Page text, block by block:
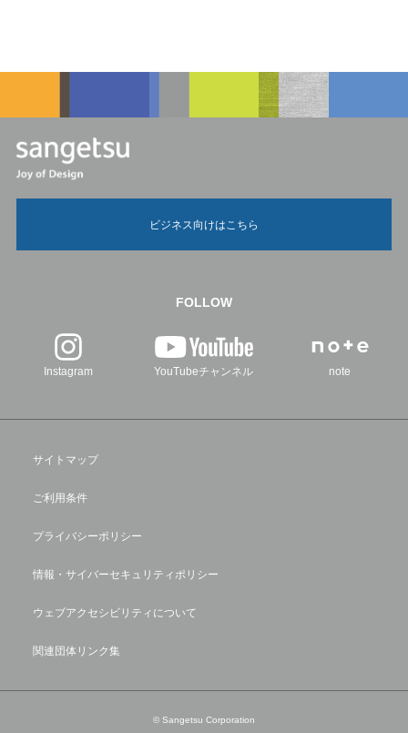
ビジネス向けはこちら
FOLLOW
Instagram YouTubeチャンネル note
サイトマップ
ご利用条件
プライバシーポリシー
情報・サイバーセキュリティポリシー
ウェブアクセシビリティについて
関連団体リンク集
© Sangetsu Corporation